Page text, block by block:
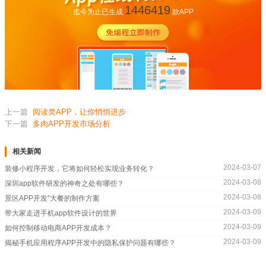
迄今为止已生成 1446419款APP
上一篇
阅读类APP，让你悄悄进步
下一篇
多肉APP开发市场分析
相关新闻
装修小程序开发，它将如何轻松实现业务转化？
2024-03-07
深圳app软件研发的神奇之处有哪些？
2024-03-08
景区APP开发”大餐的制作方案
2024-03-08
带大家走进手机app软件设计的世界
2024-03-09
如何控制移动电商APP开发成本？
2024-03-09
揭秘手机应用程序APP开发中的隐私保护问题有哪些？
2024-03-09